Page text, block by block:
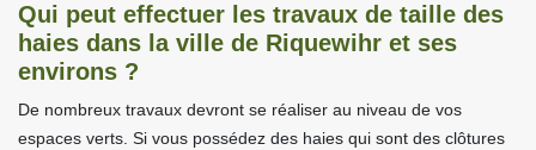
Qui peut effectuer les travaux de taille des
haies dans la ville de Riquewihr et ses
environs ?
De nombreux travaux devront se réaliser au niveau de vos
espaces verts. Si vous possédez des haies qui sont des clôtures